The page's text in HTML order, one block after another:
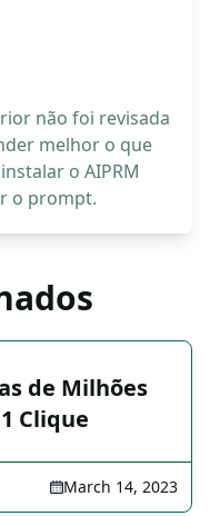
não foi revisada
melhor o que
o AIPRM
o prompt.
de Milhões
Clique
March 14, 2023